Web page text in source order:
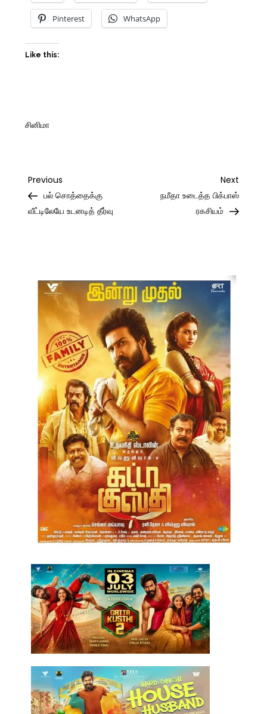
Pinterest WhatsApp
Like this:
சினிமா
Post
navigation
Previous
Post
Previous
பல் சொத்தைக்கு
வீட்டிலேயே உடனடித் தீர்வு
Next
Post
Next
நமீதா உடைத்த பிக்பாஸ்
ரகசியம்